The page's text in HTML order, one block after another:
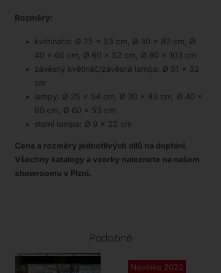
Rozměry:
květináče: Ø 25 x 53 cm, Ø 30 x 82 cm, Ø
40 x 60 cm, Ø 60 x 52 cm, Ø 80 x 103 cm
závěsný květináč/závěsná lampa: Ø 51 x 32
cm
lampy: Ø 25 x 54 cm, Ø 30 x 83 cm, Ø 40 x
60 cm, Ø 60 x 53 cm
stolní lampa: Ø 9 x 22 cm
Cena a rozměry jednotlivých dílů na doptání.
Všechny katalogy a vzorky naleznete na našem
showroomu v Plzni.
Podobné
Novinka 2022